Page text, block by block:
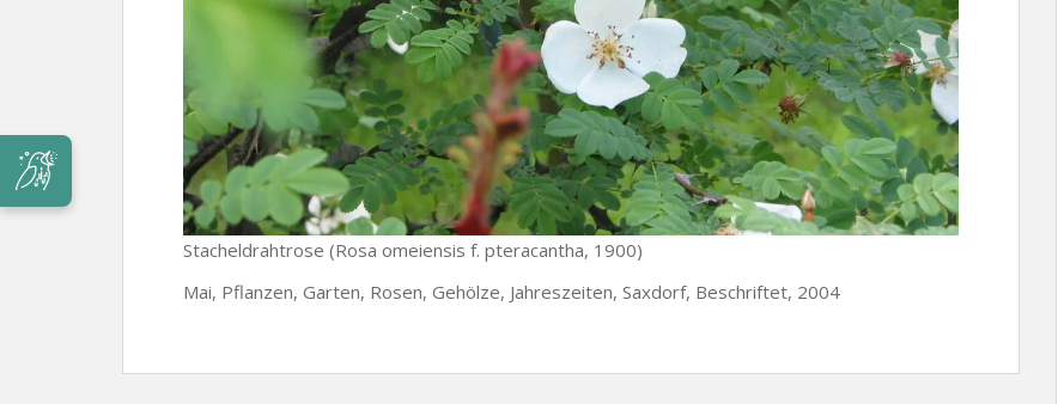
Stacheldrahtrose (Rosa omeiensis f. pteracantha, 1900)
Mai, Pflanzen, Garten, Rosen, Gehölze, Jahreszeiten, Saxdorf, Beschriftet, 2004